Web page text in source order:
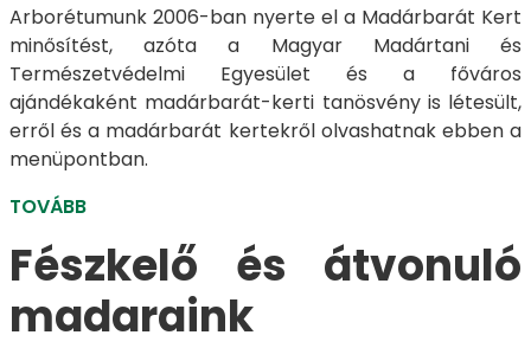
Arborétumunk 2006-ban nyerte el a Madárbarát Kert
minősítést, azóta a Magyar Madártani és
Természetvédelmi Egyesület és a főváros
ajándékaként madárbarát-kerti tanösvény is létesült,
erről és a madárbarát kertekről olvashatnak ebben a
menüpontban.
TOVÁBB
Fészkelő és átvonuló
madaraink